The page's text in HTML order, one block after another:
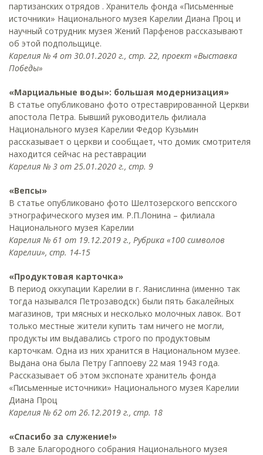
партизанских отрядов . Хранитель фонда «Письменные
источники» Национального музея Карелии Диана Проц и
научный сотрудник музея Жений Парфенов рассказывают
об этой подпольщице.
Карелия № 4 от 30.01.2020 г., стр. 22, проект «Выставка
Победы»
«Марциальные воды»: большая модернизация»
В статье опубликовано фото отреставрированной Церкви
апостола Петра. Бывший руководитель филиала
Национального музея Карелии Федор Кузьмин
рассказывает о церкви и сообщает, что домик смотрителя
находится сейчас на реставрации
Карелия № 3 от 25.01.2020 г., стр. 9
«Вепсы»
В статье опубликовано фото Шелтозерского вепсского
этнографического музея им. Р.П.Лонина – филиала
Национального музея Карелии
Карелия № 61 от 19.12.2019 г., Рубрика «100 символов
Карелии», стр. 14-15
«Продуктовая карточка»
В период оккупации Карелии в г. Яанислинна (именно так
тогда назывался Петрозаводск) были пять бакалейных
магазинов, три мясных и несколько молочных лавок. Вот
только местные жители купить там ничего не могли,
продукты им выдавались строго по продуктовым
карточкам. Одна из них хранится в Национальном музее.
Выдана она была Петру Гаппоеву 22 мая 1943 года.
Рассказывает об этом экспонате хранитель фонда
«Письменные источники» Национального музея Карелии
Диана Проц
Карелия № 62 от 26.12.2019 г., стр. 18
«Спасибо за служение!»
В зале Благородного собрания Национального музея